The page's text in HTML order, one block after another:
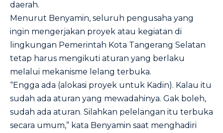
daerah.
Menurut Benyamin, seluruh pengusaha yang
ingin mengerjakan proyek atau kegiatan di
lingkungan Pemerintah Kota Tangerang Selatan
tetap harus mengikuti aturan yang berlaku
melalui mekanisme lelang terbuka.
“Engga ada (alokasi proyek untuk Kadin). Kalau itu
sudah ada aturan yang mewadahinya. Gak boleh,
sudah ada aturan. Silahkan pelelangan itu terbuka
secara umum,” kata Benyamin saat menghadiri